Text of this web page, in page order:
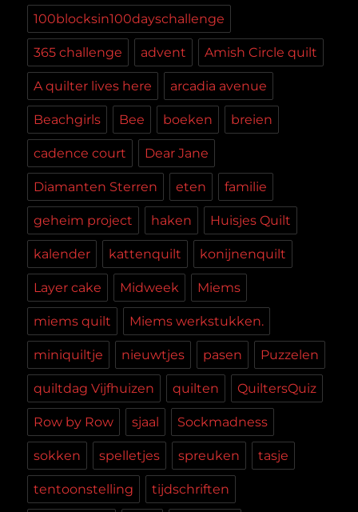
100blocksin100dayschallenge
365 challenge advent Amish Circle quilt
A quilter lives here arcadia avenue
Beachgirls Bee boeken breien
cadence court Dear Jane
Diamanten Sterren eten familie
geheim project haken Huisjes Quilt
kalender kattenquilt konijnenquilt
Layer cake Midweek Miems
miems quilt Miems werkstukken.
miniquiltje nieuwtjes pasen Puzzelen
quiltdag Vijfhuizen quilten QuiltersQuiz
Row by Row sjaal Sockmadness
sokken spelletjes spreuken tasje
tentoonstelling tijdschriften